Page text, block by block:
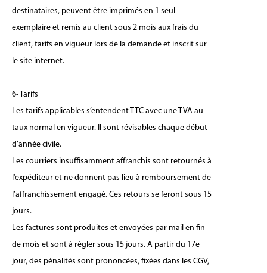
destinataires, peuvent être imprimés en 1 seul
exemplaire et remis au client sous 2 mois aux frais du
client, tarifs en vigueur lors de la demande et inscrit sur
le site internet.
6- Tarifs
Les tarifs applicables s’entendent TTC avec une TVA au
taux normal en vigueur. Il sont révisables chaque début
d’année civile.
Les courriers insuffisamment affranchis sont retournés à
l’expéditeur et ne donnent pas lieu à remboursement de
l’affranchissement engagé. Ces retours se feront sous 15
jours.
Les factures sont produites et envoyées par mail en fin
de mois et sont à régler sous 15 jours. A partir du 17e
jour, des pénalités sont prononcées, fixées dans les CGV,